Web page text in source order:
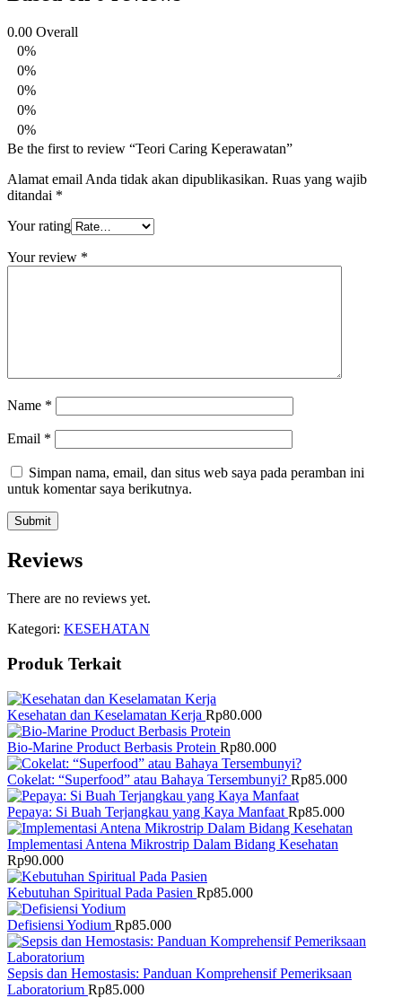
0.00 Overall
0%
0%
0%
0%
0%
Be the first to review “Teori Caring Keperawatan”
Alamat email Anda tidak akan dipublikasikan. Ruas yang wajib
ditandai *
Your rating
Your review *
Name *
Email *
Simpan nama, email, dan situs web saya pada peramban ini
untuk komentar saya berikutnya.
Reviews
There are no reviews yet.
Kategori: KESEHATAN
Produk Terkait
Kesehatan dan Keselamatan Kerja Rp80.000
Bio-Marine Product Berbasis Protein Rp80.000
Cokelat: “Superfood” atau Bahaya Tersembunyi? Rp85.000
Pepaya: Si Buah Terjangkau yang Kaya Manfaat Rp85.000
Implementasi Antena Mikrostrip Dalam Bidang Kesehatan
Rp90.000
Kebutuhan Spiritual Pada Pasien Rp85.000
Defisiensi Yodium Rp85.000
Sepsis dan Hemostasis: Panduan Komprehensif Pemeriksaan
Laboratorium Rp85.000